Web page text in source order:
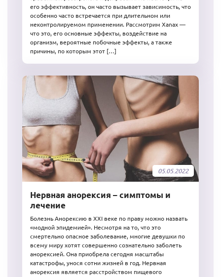
его эффективность, он часто вызывает зависимость, что
особенно часто встречается при длительном или
неконтролируемом применении. Рассмотрим Xanax —
что это, его основные эффекты, воздействие на
организм, вероятные побочные эффекты, а также
причины, по которым этот […]
05.05.2022
Нервная анорексия – симптомы и
лечение
Болезнь Анорексию в XXI веке по праву можно назвать
«модной эпидемией». Несмотря на то, что это
смертельно опасное заболевание, многие девушки по
всему миру хотят совершенно сознательно заболеть
анорексией. Она приобрела сегодня масштабы
катастрофы, унося сотни жизней в год. Нервная
анорексия является расстройством пищевого